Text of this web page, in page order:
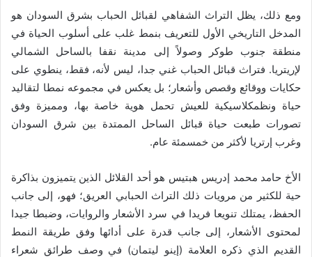
ومع ذلك، يظل التراث الشفاهي لقبائل الحباب بشرق السودان هو
المدخل التاريخي الأول للتعريف بنمط غلب على أسلوب الحياة في
منطقة جنوب طوكر وصولاً إلى مدينة نقفا بالساحل الشمالي
لإريتريا. فتراث قبائل الحباب غني جدا، ليس لأنه، فقط، ينطوي على
حكايات ووقائع وقصص وأشعار؛ بل يعكس في مجموعه نمطا لتقاليد
حياة ونظمكلاسيكية للعيش تحمل هوية خاصة بها، ومميزة وفق
تصورات طبعت حياة قبائل الساحل الممتدة بين شرق السودان
وغرب إرتريا لأكثر من خمسمئة عام.
الأخ حامد محمد إدريس هبتيس هو أحد القلائل الذين يتميزون بذاكرة
حية للكثير من مرويات ذلك التراث الحبابي العريق؛ فهو، إلى جانب
الحفظ، يمتلك تنويعا فريدا في سرد الأشعار والروايات، وضبطا جيدا
لمحتوى الأشعار، إلى جانب قدرة على أدائها وفق طريقة النمط
القديم الذي ذكره العلامة (إينو ليتمان) في وصف طرائق شعراء